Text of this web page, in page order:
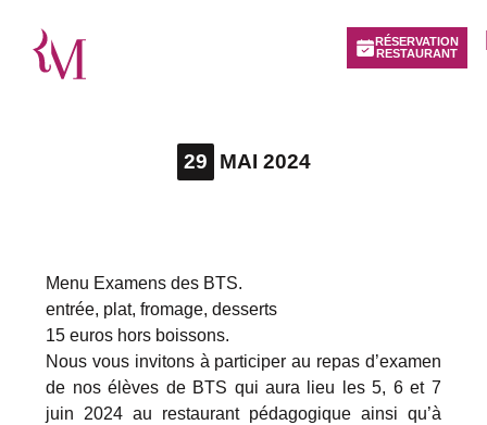
RÉSERVATION
RESTAURANT
29 MAI 2024
Menu Examens des BTS.
entrée, plat, fromage, desserts
15 euros hors boissons.
Nous vous invitons à participer au repas d’examen
de nos élèves de BTS qui aura lieu les 5, 6 et 7
juin 2024 au restaurant pédagogique ainsi qu’à